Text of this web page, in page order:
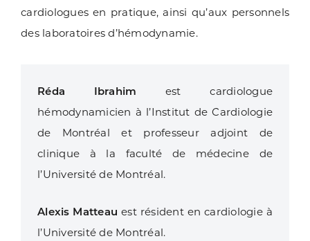
cardiologues en pratique, ainsi qu’aux personnels
des laboratoires d’hémodynamie.
Réda Ibrahim est cardiologue
hémodynamicien à l’Institut de Cardiologie
de Montréal et professeur adjoint de
clinique à la faculté de médecine de
l’Université de Montréal.
Alexis Matteau est résident en cardiologie à
l’Université de Montréal.